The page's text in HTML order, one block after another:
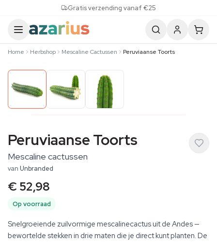
Gratis verzending vanaf €25
Home Herbshop Mescaline Cactussen Peruviaanse Toorts
Peruviaanse Toorts
Mescaline cactussen
van Unbranded
€ 52,98
Op voorraad
Snelgroeiende zuilvormige mescalinecactus uit de Andes —
bewortelde stekken in drie maten die je direct kunt planten. De